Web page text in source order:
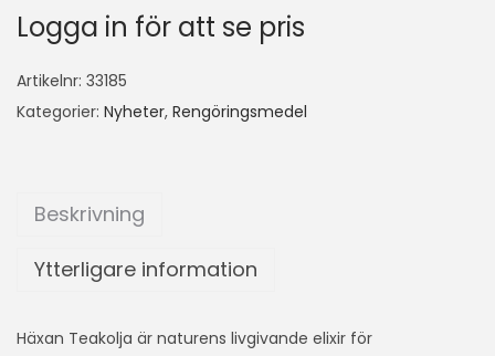
Logga in för att se pris
Artikelnr: 33185
Kategorier: Nyheter, Rengöringsmedel
Beskrivning
Ytterligare information
Häxan Teakolja är naturens livgivande elixir för